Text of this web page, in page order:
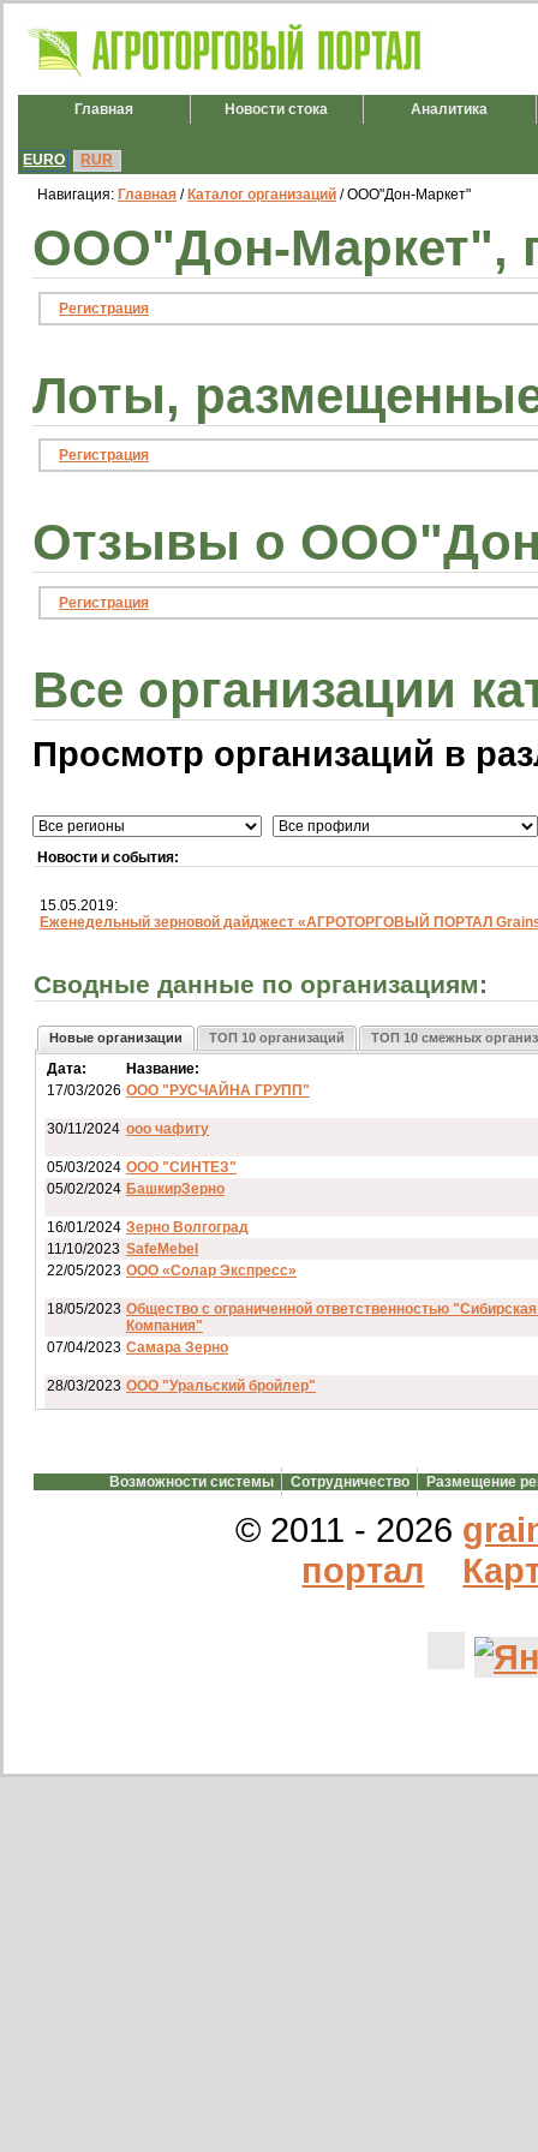
Главная Новости стока Аналитика
EURO RUR
Навигация: Главная / Каталог организаций / ООО"Дон-Маркет"
ООО"Дон-Маркет",
Регистрация
Лоты,
Регистрация
Отзывы о
Регистрация
Все организации
Просмотр организаций в
Новости и события:
15.05.2019:
Еженедельный зерновой дайджест «АГРОТОРГОВЫЙ ПОРТАЛ
Сводные данные по организациям:
Новые организации ТОП 10 организаций ТОП 10 смежных
Дата:
Название:
17/03/2026 ООО "РУСЧАЙНА ГРУПП"
30/11/2024 ооо чафиту
05/03/2024 ООО "СИНТЕЗ"
05/02/2024 БашкирЗерно
16/01/2024 Зерно Волгоград
11/10/2023 SafeMebel
22/05/2023 ООО «Солар Экспресс»
18/05/2023 Общество с ограниченной ответственностью
Компания"
07/04/2023 Самара Зерно
28/03/2023 ООО "Уральский бройлер"
20/02/2023 GREENKO
Возможности системы Сотрудничество Размещение
© 2011 - 2026
портал